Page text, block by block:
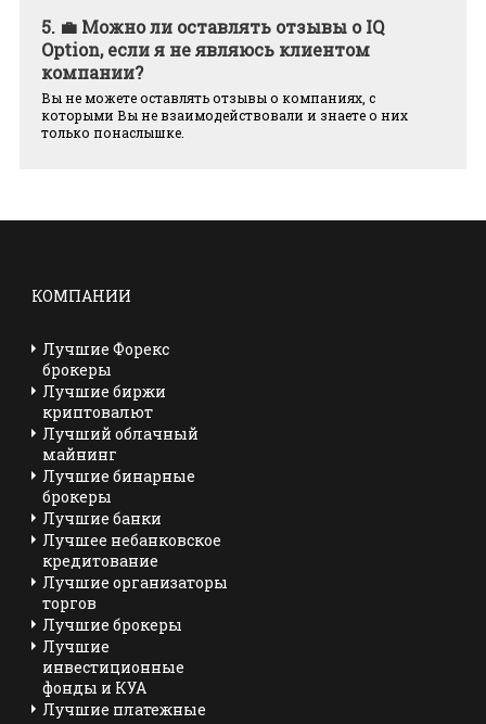
5. 💼 Можно ли оставлять отзывы о IQ
Option, если я не являюсь клиентом
компании?
Вы не можете оставлять отзывы о компаниях, с
которыми Вы не взаимодействовали и знаете о них
только понаслышке.
КОМПАНИИ
Лучшие Форекс
брокеры
Лучшие биржи
криптовалют
Лучший облачный
майнинг
Лучшие бинарные
брокеры
Лучшие банки
Лучшее небанковское
кредитование
Лучшие организаторы
торгов
Лучшие брокеры
Лучшие
инвестиционные
фонды и КУА
Лучшие платежные